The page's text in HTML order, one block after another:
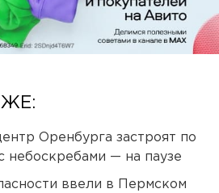
Оренбурга застроят по
небоскребами — на паузе
ввели в Пермском